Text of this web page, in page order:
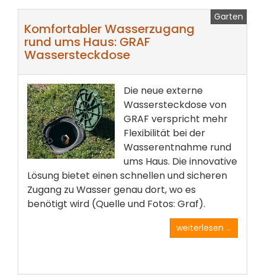
Garten
Komfortabler Wasserzugang
rund ums Haus: GRAF
Wassersteckdose
Die neue externe
Wassersteckdose von
GRAF verspricht mehr
Flexibilität bei der
Wasserentnahme rund
ums Haus. Die innovative
Lösung bietet einen schnellen und sicheren
Zugang zu Wasser genau dort, wo es
benötigt wird (Quelle und Fotos: Graf).
weiterlesen ...